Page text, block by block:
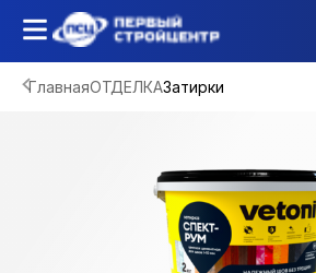
ГлавнаяОТДЕЛКАЗатирки